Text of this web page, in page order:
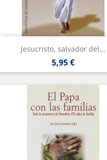
Jesucristo, salvador del...
Precio
5,95 €